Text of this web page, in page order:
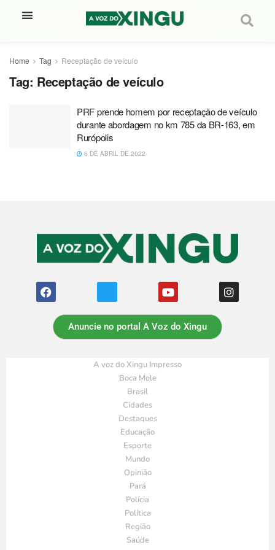
Home Tag Receptação de veículo
Tag: Receptação de veículo
PRF prende homem por receptação de veículo
durante abordagem no km 785 da BR-163, em
Rurópolis
6 DE ABRIL DE 2022
Anuncie no portal A Voz do Xingu
A voz do Xingu Impresso
Boca Mole
Brasil
Cidades
Destaques
Educação
Esporte
Mundo
Opinião
Pará
Polícia
Política
Região
Saúde